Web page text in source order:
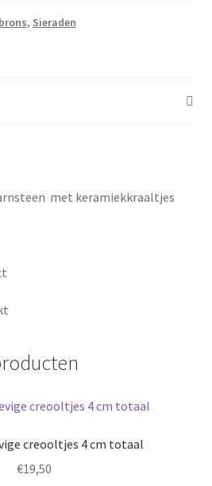
, Sieraden
met keramiekkraaltjes
creooltjes 4 cm totaal
€19,50